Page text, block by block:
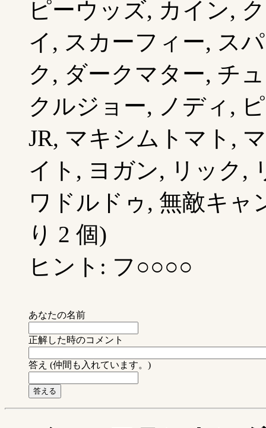
ピーウッズ, カイン,
イ, スカーフィー, ス
ク, ダークマター, チ
クルジョー, ノディ,
JR, マキシムトマト,
イト, ヨガン, リック,
ワドルドゥ, 無敵キャ
り 2 個)
ヒント: フ○○○○
あなたの名前
正解した時のコメント
答え (仲間も入れています。)